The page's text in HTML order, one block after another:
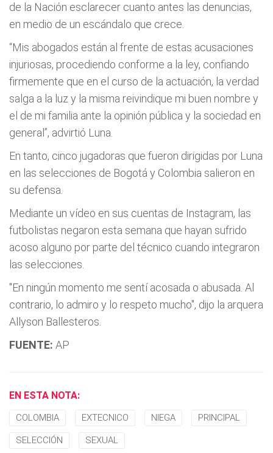
de la Nación esclarecer cuanto antes las denuncias,
en medio de un escándalo que crece.
“Mis abogados están al frente de estas acusaciones
injuriosas, procediendo conforme a la ley, confiando
firmemente que en el curso de la actuación, la verdad
salga a la luz y la misma reivindique mi buen nombre y
el de mi familia ante la opinión pública y la sociedad en
general”, advirtió Luna.
En tanto, cinco jugadoras que fueron dirigidas por Luna
en las selecciones de Bogotá y Colombia salieron en
su defensa.
Mediante un vídeo en sus cuentas de Instagram, las
futbolistas negaron esta semana que hayan sufrido
acoso alguno por parte del técnico cuando integraron
las selecciones.
"En ningún momento me sentí acosada o abusada. Al
contrario, lo admiro y lo respeto mucho", dijo la arquera
Allyson Ballesteros.
FUENTE: AP
EN ESTA NOTA:
COLOMBIA EXTECNICO NIEGA PRINCIPAL
SELECCIÓN SEXUAL